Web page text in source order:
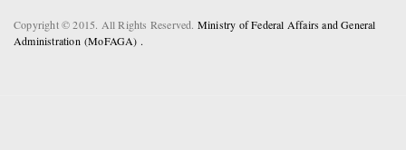
Copyright © 2015. All Rights Reserved. Ministry of Federal Affairs and General
Administration (MoFAGA) .